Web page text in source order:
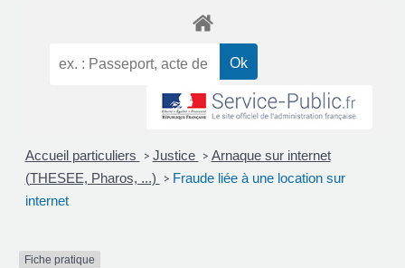
Accueil particuliers > Justice > Arnaque sur internet
(THESEE, Pharos, ...)
> Fraude liée à une location sur
internet
Fiche pratique